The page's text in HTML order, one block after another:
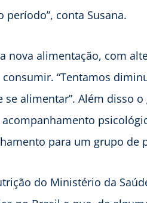
conta Susana.
alimentação, com
“Tentamos
alimentar”. Além disso
para um grupo de
do Ministério da